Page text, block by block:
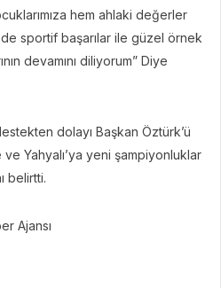
hem ahlaki değerler
sportif başarılar ile güzel örnek
devamını diliyorum” Diye
dolayı Başkan Öztürk’ü
Yahyalı’ya yeni şampiyonluklar
belirtti.
Ajansı